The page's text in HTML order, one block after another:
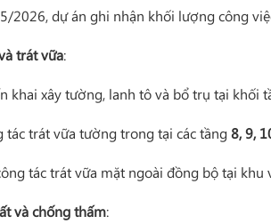
2026, dự án ghi nhận khối lượng công
trát vữa:
khai xây tường, lanh tô và bổ trụ tại khối
tác trát vữa tường trong tại các tầng8, 9,
tác trát vữa mặt ngoài đồng bộ tại khu
và chống thấm: